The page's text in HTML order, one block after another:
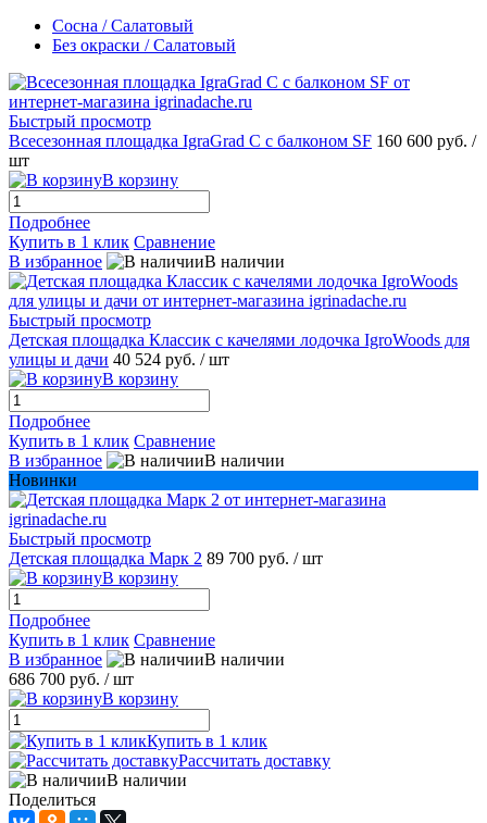
Сосна / Салатовый
Без окраски / Салатовый
Быстрый просмотр
Всесезонная площадка IgraGrad С с балконом SF 160 600 руб. /
шт
В корзину
Подробнее
Купить в 1 клик Сравнение
В избранное
В наличии
Быстрый просмотр
Детская площадка Классик с качелями лодочка IgroWoods для
улицы и дачи 40 524 руб. / шт
В корзину
Подробнее
Купить в 1 клик Сравнение
В избранное
В наличии
Новинки
Быстрый просмотр
Детская площадка Марк 2 89 700 руб. / шт
В корзину
Подробнее
Купить в 1 клик Сравнение
В избранное
В наличии
686 700 руб. / шт
В корзину
Купить в 1 клик
Рассчитать доставку
В наличии
Поделиться